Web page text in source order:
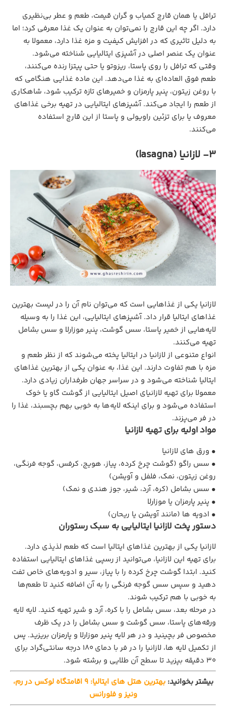
ترافل یا همان قارچ کمیاب و گران قیمت، طعم و عطر بی‌نظیری
دارد. اگر چه این قارچ را نمی‌توان به عنوان یک غذا معرفی کرد؛ اما
به دلیل تاثیری که در افزایش کیفیت و مزه غذا دارد، معمولا به
عنوان یک عنصر اصلی در آشپزی ایتالیایی شناخته می‌شود.
وقتی که ترافل را روی پاستا، ریزوتو یا حتی پیتزا رنده می‌کنند،
طعم فوق العاده‌ای به غذا می‌دهد. این ماده غذایی هنگامی که
با روغن زیتون، پنیر پارمزان و خمیرهای تازه ترکیب شود، شاهکاری
از طعم را ایجاد می‌کند. آشپزهای ایتالیایی در تهیه برخی غذاهای
معروف یا برای تزئین راویولی و پاستا از این قارچ استفاده
می‌کنند.
3- لازانیا (lasagna)
لازانیا یکی از غذاهایی است که می‌توان نام آن را در لیست بهترین
غذاهای ایتالیا قرار داد. آشپزهای ایتالیایی، این غذا را به وسیله
لایه‌هایی از خمیر پاستا، سس گوشت، پنیر موزارلا و سس بشامل
تهیه می‌کنند.
انواع متنوعی از لازانیا در ایتالیا پخته می‌شوند که از نظر طعم و
مزه با هم تفاوت دارند. این غذا، به عنوان یکی از بهترین غذاهای
ایتالیا شناخته می‌شود و در سراسر جهان طرفداران زیادی دارد.
معمولا برای تهیه لازانیای اصیل ایتالیایی از گوشت گاو یا خوک
استفاده می‌شود و برای اینکه لایه‌ها به خوبی بهم بچسبند، غذا را
در فر می‌پزند.
مواد اولیه برای تهیه لازانیا
• ورق ‌های لازانیا
• سس راگو (گوشت چرخ‌ کرده، پیاز، هویج، کرفس، گوجه‌ فرنگی،
روغن زیتون، نمک، فلفل و آویشن)
• سس بشامل (کره، آرد، شیر، جوز هندی و نمک)
• پنیر پارمزان یا موزارلا
• ادویه ‌ها (مانند آویشن یا ریحان)
دستور پخت لازانیا ایتالیایی به سبک رستوران
لازانیا یکی از بهترین غذاهای ایتالیا است که طعم لذیذی دارد.
برای تهیه این لازانیا، می‌توانید از رسپی غذاهای ایتالیایی استفاده
کنید. ابتدا گوشت چرخ کرده را با پیاز، سیر و ادویه‌های خاص تفت
دهید و سپس سس گوجه فرنگی را به آن اضافه کنید تا طعم‌ها
به خوبی با هم ترکیب شوند.
در مرحله بعد، سس بشامل را با کره، آرد و شیر تهیه کنید. لایه لایه
ورقه‌های پاستا، سس گوشت و سس بشامل را در یک ظرف
مخصوص فر بچینید و در هر لایه پنیر موزارلا و پارمزان بریزید. پس
از تکمیل لایه ها، لازانیا را در فر با دمای ۱۸۰ درجه سانتی‌گراد برای
۳۰ دقیقه بپزید تا سطح آن طلایی و برشته شود.
بیشتر بخوانید:
بهترین هتل های ایتالیا: ۹ اقامتگاه لوکس در رم،
ونیز و فلورانس